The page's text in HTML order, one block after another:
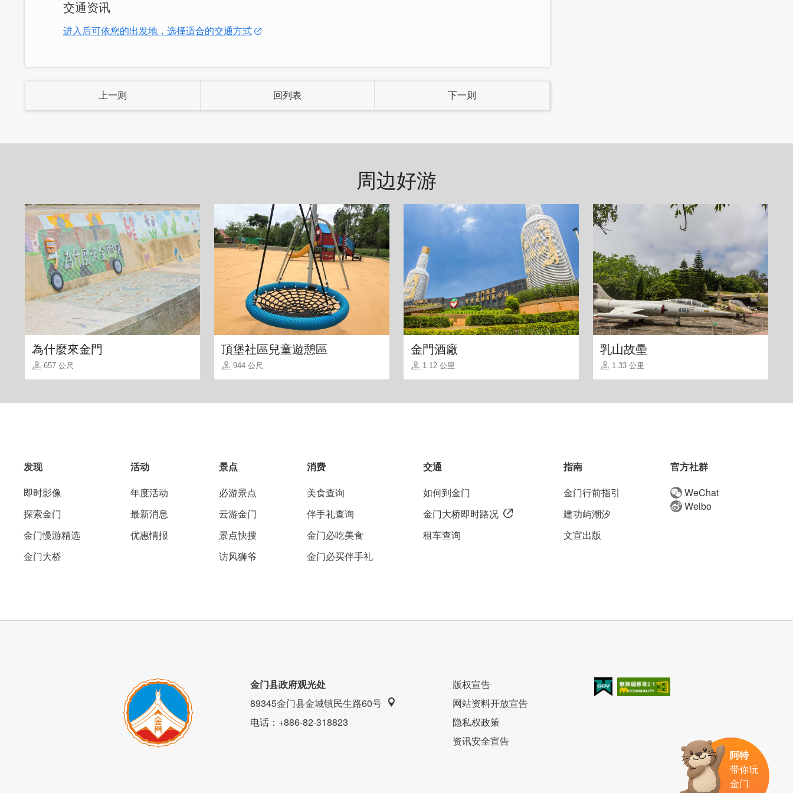
●订车专线：+886-82-329000
交通资讯
进入后可依您的出发地，选择适合的交通方式
上一则 回列表 下一则
周边好游
為什麼來金門
657 公尺
頂堡社區兒童遊憩區
944 公尺
金門酒廠
1.12 公里
乳山故壘
1.33 公里
阿特
带你玩
金门
发现
即时影像
探索金门
金门慢游精选
金门大桥
活动
年度活动
最新消息
优惠情报
景点
必游景点
云游金门
景点快搜
访风狮爷
消费
美食查询
伴手礼查询
金门必吃美食
金门必买伴手礼
交通
如何到金门
金门大桥即时路况
租车查询
指南
金门行前指引
建功屿潮汐
文宣出版
官方社群
WeChat
Weibo
金门县政府观光处
89345金门县金城镇民生路60号
电话：+886-82-318823
版权宣告
网站资料开放宣告
隐私权政策
资讯安全宣告